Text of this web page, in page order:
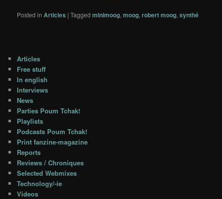
Posted in Articles |Tagged minimoog,moog,robert moog,synthé
Articles
Free stuff
In english
Interviews
News
Parties Poum Tchak!
Playlists
Podcasts Poum Tchak!
Print fanzine-magazine
Reports
Reviews / Chroniques
Selected Webmixes
Technology/-ie
Videos